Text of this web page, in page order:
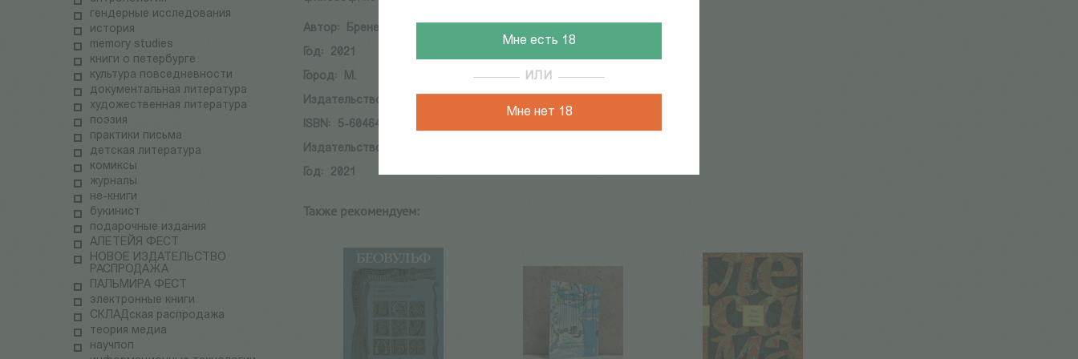
Мне есть 18
ИЛИ
Мне нет 18
гендерные исследования
история
memory studies
книги о петербурге
культура повседневности
документальная литература
художественная литература
поэзия
практики письма
детская литература
комиксы
журналы
не-книги
букинист
подарочные издания
АЛЕТЕЙЯ ФЕСТ
НОВОЕ ИЗДАТЕЛЬСТВО
РАСПРОДАЖА
ПАЛЬМИРА ФЕСТ
электронные книги
СКЛАДская распродажа
теория медиа
научпоп
Автор:
Бренер А.
Год:
2021
Город:
М.
Издательство:
ISBN:
5-6046411-1-8
Издательство:
Год:
2021
Также рекомендуем: